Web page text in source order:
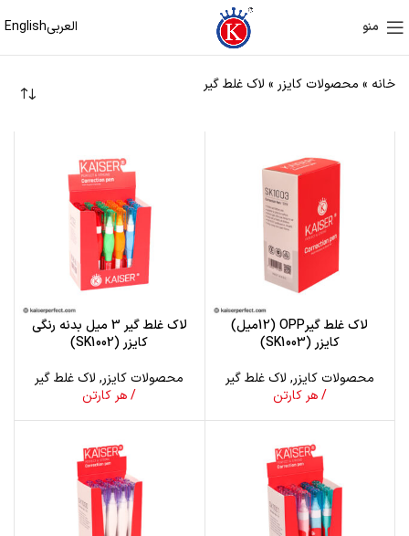
منو العربیEnglish
خانه » محصولات کایزر » لاک غلط گیر
لاک غلط گیرOPP (12میل)
کایزر (SK1003)
محصولات کایزر, لاک غلط گیر
/ هر کارتن
لاک غلط گیر 3 میل بدنه رنگی
کایزر (SK1002)
محصولات کایزر, لاک غلط گیر
/ هر کارتن